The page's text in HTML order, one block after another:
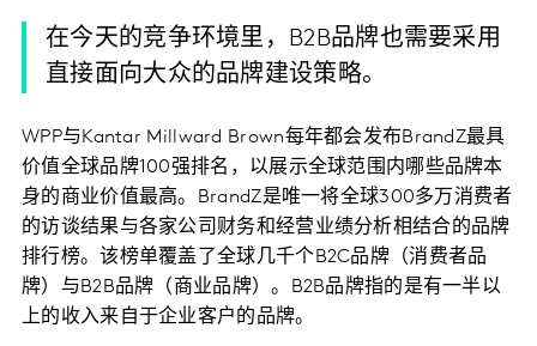
在今天的竞争环境里，B2B品牌也需要采用
直接面向大众的品牌建设策略。
WPP与Kantar Millward Brown每年都会发布BrandZ最具
价值全球品牌100强排名，以展示全球范围内哪些品牌本
身的商业价值最高。BrandZ是唯一将全球300多万消费者
的访谈结果与各家公司财务和经营业绩分析相结合的品牌
排行榜。该榜单覆盖了全球几千个B2C品牌（消费者品
牌）与B2B品牌（商业品牌）。B2B品牌指的是有一半以
上的收入来自于企业客户的品牌。